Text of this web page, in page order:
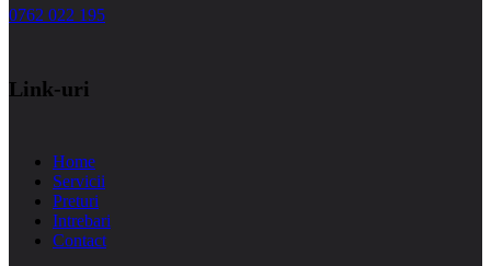
0762 022 195
Link-uri
Home
Servicii
Preturi
Intrebari
Contact